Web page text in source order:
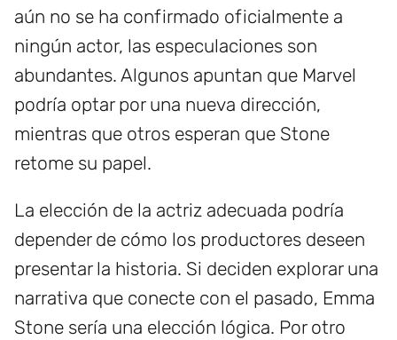
aún no se ha confirmado oficialmente a
ningún actor, las especulaciones son
abundantes. Algunos apuntan que Marvel
podría optar por una nueva dirección,
mientras que otros esperan que Stone
retome su papel.
La elección de la actriz adecuada podría
depender de cómo los productores deseen
presentar la historia. Si deciden explorar una
narrativa que conecte con el pasado, Emma
Stone sería una elección lógica. Por otro